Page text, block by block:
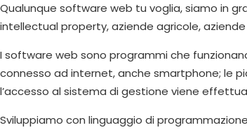
Qualunque software web tu voglia, siamo in
intellectual property, aziende agricole,
I software web sono programmi che
connesso ad internet, anche smartphone; le
l’accesso al sistema di gestione viene
Sviluppiamo con linguaggio di